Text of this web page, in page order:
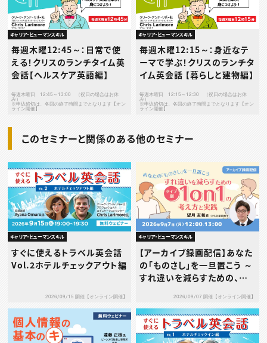
キャリア・ヒューマンスキル
毎週木曜12:45～：日常で使
える！クリスのランチタイム英
会話【ヘルスケア英語編】
毎週木曜日 12:45～13:00 （祝日の場合はお休
み）
※申込締切は、各回の終了時間までとなります【オン
ライン開催】
キャリア・ヒューマンスキル
毎週木曜12:15～：身近なテ
ーマで学ぶ！クリスのランチタ
イム英会話 【暮らしと建物編】
毎週木曜日 12:15～12:30 （祝日の場合はお休
み）
※申込締切は、各回の終了時間までとなります【オン
ライン開催】
このセミナーと関係のある他のセミナー
キャリア・ヒューマンスキル
すぐに使えるトラベル英会話
Vol.2ホテルチェックアウト編
2026/09/15 開催【オンライン開催】
キャリア・ヒューマンスキル
【アーカイブ録画配信】あなた
の「ものさし」を一旦置こう ～
すれ違いを減らすための、タ
2026/09/07 開催【オンライン開催】